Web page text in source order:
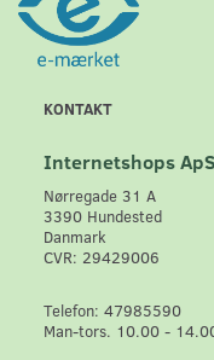
KONTAKT
Internetshops ApS
Nørregade 31 A
3390 Hundested
Danmark
CVR: 29429006
Telefon: 47985590
Man-tors. 10.00 -